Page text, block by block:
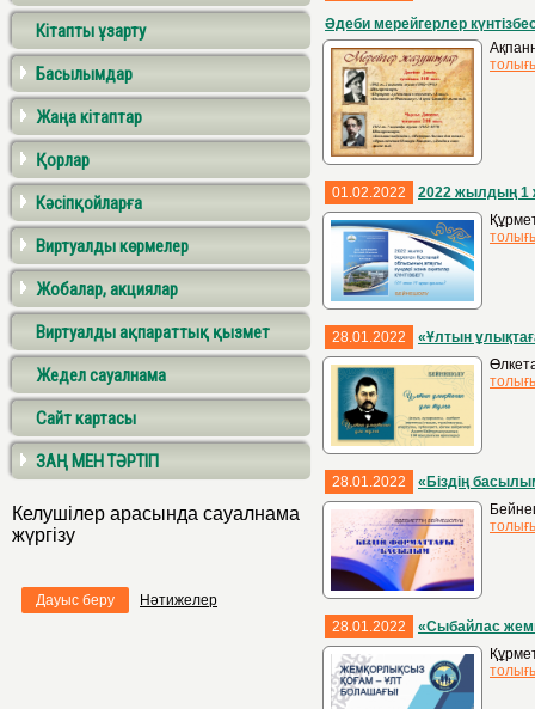
Кітапты ұзарту
Басылымдар
Жаңа кітаптар
Қорлар
Кәсіпқойларға
Виртуалды көрмелер
Жобалар, акциялар
Виртуалды ақпараттық қызмет
Жедел сауалнама
Сайт картасы
ЗАҢ МЕН ТӘРТІП
Келушілер арасында сауалнама
жүргізу
Дауыс беру Нәтижелер
Әдеби мерейгерлер
01.02.2022
2022 жылдың 1
28.01.2022
«Ұлтын
28.01.2022
«Біздің
28.01.2022
«Сыбайлас